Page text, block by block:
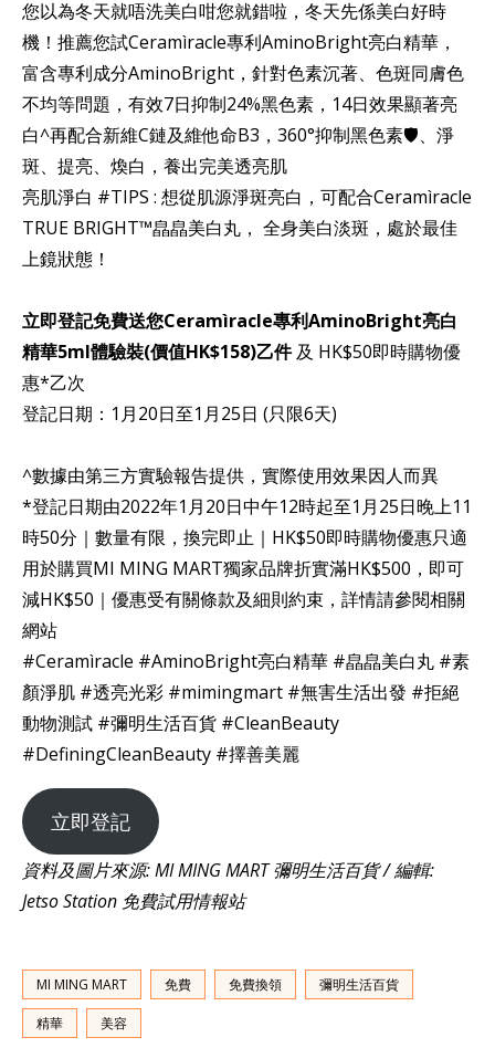
您以為冬天就唔洗美白咁您就錯啦，冬天先係美白好時
機！推薦您試Ceramìracle專利AminoBright亮白精華，
富含專利成分AminoBright，針對色素沉著、色斑同膚色
不均等問題，有效7日抑制24%黑色素，14日效果顯著亮
白^再配合新維C鏈及維他命B3，360°抑制黑色素🛡、淨
斑、提亮、煥白，養出完美透亮肌
亮肌淨白 #TIPS : 想從肌源淨斑亮白，可配合Ceramìracle
TRUE BRIGHT™皛皛美白丸， 全身美白淡斑，處於最佳
上鏡狀態！
立即登記免費送您Ceramìracle專利AminoBright亮白
精華5ml體驗裝(價值HK$158)乙件及 HK$50即時購物優
惠*乙次
登記日期：1月20日至1月25日 (只限6天)
^數據由第三方實驗報告提供，實際使用效果因人而異
*登記日期由2022年1月20日中午12時起至1月25日晚上11
時50分｜數量有限，換完即止｜HK$50即時購物優惠只適
用於購買MI MING MART獨家品牌折實滿HK$500，即可
減HK$50｜優惠受有關條款及細則約束，詳情請參閱相關
網站
#Ceramìracle #AminoBright亮白精華 #皛皛美白丸 #素
顏淨肌 #透亮光彩 #mimingmart #無害生活出發 #拒絕
動物測試 #彌明生活百貨 #CleanBeauty
#DefiningCleanBeauty #擇善美麗
立即登記
資料及圖片來源: MI MING MART 彌明生活百貨 / 編輯:
Jetso Station 免費試用情報站
MI MING MART 免費 免費換領 彌明生活百貨
精華 美容